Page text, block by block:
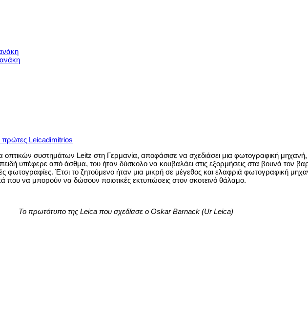
πρώτες Leicadimitrios
οπτικών συστημάτων Leitz στη Γερμανία, αποφάσισε να σχεδιάσει μια φωτογραφική
υπέφερε από άσθμα, του ήταν δύσκολο να κουβαλάει στις εξορμήσεις στα βουνά τον
φωτογραφίες. Έτσι το ζητούμενο ήταν μια μικρή σε μέγεθος και ελαφριά φωτογραφική
που να μπορούν να δώσουν ποιοτικές εκτυπώσεις στον σκοτεινό θάλαμο.
Το πρωτότυπο της Leica που σχεδίασε ο Oskar Barnack (Ur Leica)